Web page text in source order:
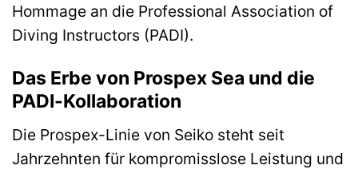
Hommage an die Professional Association of
Diving Instructors (PADI).
Das Erbe von Prospex Sea und die
PADI-Kollaboration
Die Prospex-Linie von Seiko steht seit
Jahrzehnten für kompromisslose Leistung und